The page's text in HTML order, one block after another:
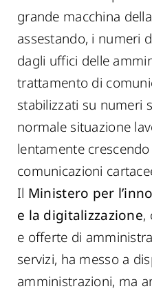
grande macchina
assestando, i numeri
dagli uffici delle
trattamento di
stabilizzati su numeri
normale situazione
lentamente
comunicazioni
Il Ministero per
e la digitalizzazione,
e offerte di
servizi, ha messo a
amministrazioni, ma